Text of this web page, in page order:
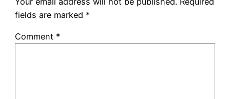
fields are marked *
Comment *